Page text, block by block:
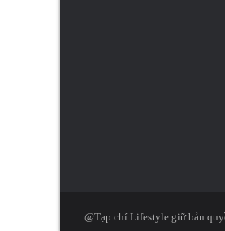
@Tạp chí Lifestyle giữ bản